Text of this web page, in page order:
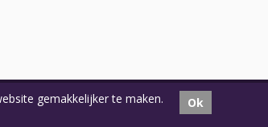
In samenwerking met
gemakkelijker te maken.
Ok